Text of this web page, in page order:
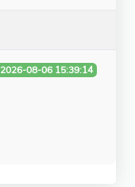
2026-08-06 15:39:14